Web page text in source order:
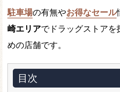
駐車場の有無やお得なセール
崎エリアでドラッグストアを
めの店舗です。
目次